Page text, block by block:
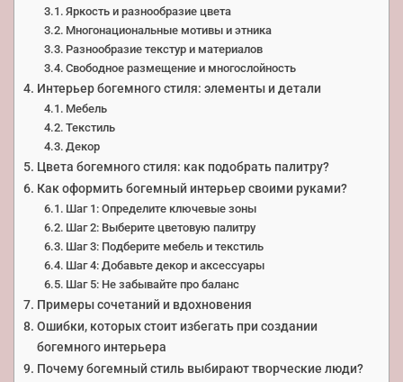
Яркость и разнообразие цвета
Многонациональные мотивы и этника
Разнообразие текстур и материалов
Свободное размещение и многослойность
Интерьер богемного стиля: элементы и детали
Мебель
Текстиль
Декор
Цвета богемного стиля: как подобрать палитру?
Как оформить богемный интерьер своими руками?
Шаг 1: Определите ключевые зоны
Шаг 2: Выберите цветовую палитру
Шаг 3: Подберите мебель и текстиль
Шаг 4: Добавьте декор и аксессуары
Шаг 5: Не забывайте про баланс
Примеры сочетаний и вдохновения
Ошибки, которых стоит избегать при создании
богемного интерьера
Почему богемный стиль выбирают творческие люди?